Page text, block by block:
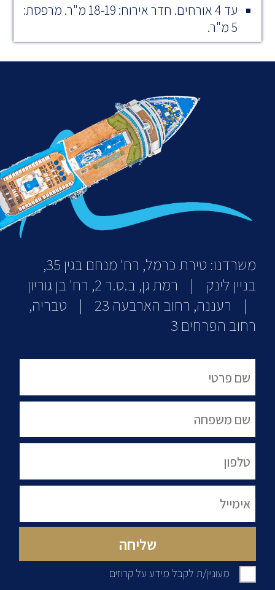
עד 4 אורחים. חדר אירוח: 18-19 מ"ר. מרפסת:
5 מ"ר.
משרדנו: טירת כרמל, רח' מנחם בגין 35,
בניין לינק | רמת גן, ב.ס.ר 2, רח' בן גוריון
| רעננה, רחוב הארבעה 23 | טבריה,
רחוב הפרחים 3
מעוניין/ת לקבל מידע על קרוזים